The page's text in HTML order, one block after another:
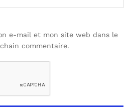
e-mail et mon site web dans le
commentaire.